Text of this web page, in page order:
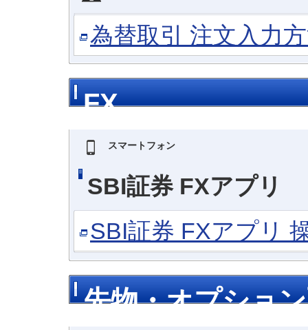
為替取引 注文入力
FX
スマートフォン
SBI証券 FXアプリ
SBI証券 FXアプリ
先物・オプショ